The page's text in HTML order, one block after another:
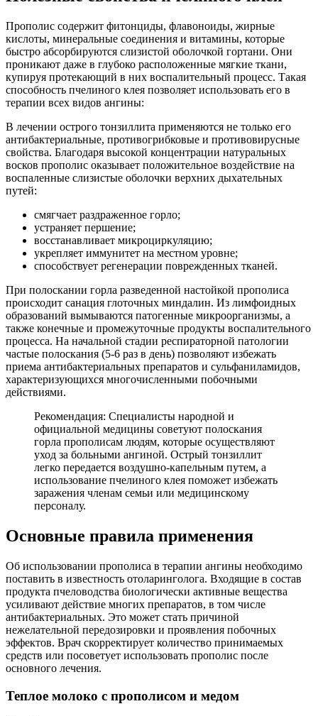
Прополис содержит фитонциды, флавоноиды, жирные
кислоты, минеральные соединения и витамины, которые
быстро абсорбируются слизистой оболочкой гортани. Они
проникают даже в глубоко расположенные мягкие ткани,
купируя протекающий в них воспалительный процесс. Такая
способность пчелиного клея позволяет использовать его в
терапии всех видов ангины:
В лечении острого тонзиллита применяются не только его
антибактериальные, противогрибковые и противовирусные
свойства. Благодаря высокой концентрации натуральных
восков прополис оказывает положительное воздействие на
воспаленные слизистые оболочки верхних дыхательных
путей:
смягчает раздраженное горло;
устраняет першение;
восстанавливает микроциркуляцию;
укрепляет иммунитет на местном уровне;
способствует регенерации поврежденных тканей.
При полоскании горла разведенной настойкой прополиса
происходит санация глоточных миндалин. Из лимфоидных
образований вымываются патогенные микроорганизмы, а
также конечные и промежуточные продукты воспалительного
процесса. На начальной стадии респираторной патологии
частые полоскания (5-6 раз в день) позволяют избежать
приема антибактериальных препаратов и сульфаниламидов,
характеризующихся многочисленными побочными
действиями.
Рекомендация: Специалисты народной и
официальной медицины советуют полоскания
горла прополисам людям, которые осуществляют
уход за больными ангиной. Острый тонзиллит
легко передается воздушно-капельным путем, а
использование пчелиного клея поможет избежать
заражения членам семьи или медицинскому
персоналу.
Основные правила применения
Об использовании прополиса в терапии ангины необходимо
поставить в известность отоларинголога. Входящие в состав
продукта пчеловодства биологически активные вещества
усиливают действие многих препаратов, в том числе
антибактериальных. Это может стать причиной
нежелательной передозировки и проявления побочных
эффектов. Врач скорректирует количество принимаемых
средств или посоветует использовать прополис после
основного лечения.
Теплое молоко с прополисом и медом